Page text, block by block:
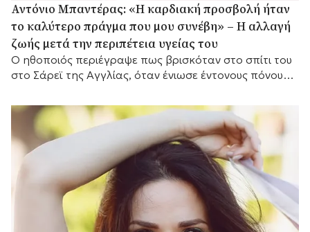
Αντόνιο Μπαντέρας: «Η καρδιακή προσβολή ήταν
το καλύτερο πράγμα που μου συνέβη» – Η αλλαγή
ζωής μετά την περιπέτεια υγείας του
Ο ηθοποιός περιέγραψε πως βρισκόταν στο σπίτι του
στο Σάρεϊ της Αγγλίας, όταν ένιωσε έντονους πόνους